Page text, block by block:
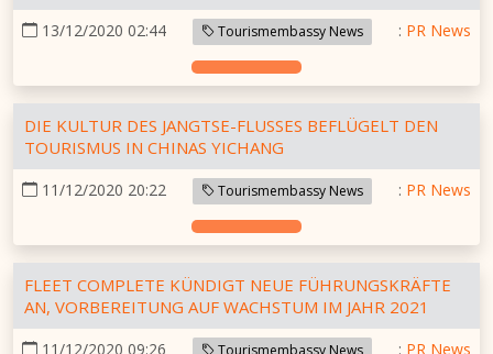
13/12/2020 02:44 Tourismembassy News : PR News
DIE KULTUR DES JANGTSE-FLUSSES BEFLÜGELT DEN
TOURISMUS IN CHINAS YICHANG
11/12/2020 20:22 Tourismembassy News : PR News
FLEET COMPLETE KÜNDIGT NEUE FÜHRUNGSKRÄFTE
AN, VORBEREITUNG AUF WACHSTUM IM JAHR 2021
11/12/2020 09:26 Tourismembassy News : PR News